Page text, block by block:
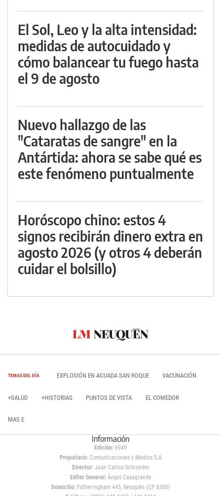
El Sol, Leo y la alta intensidad:
medidas de autocuidado y
cómo balancear tu fuego hasta
el 9 de agosto
Nuevo hallazgo de las
"Cataratas de sangre" en la
Antártida: ahora se sabe qué es
este fenómeno puntualmente
Horóscopo chino: estos 4
signos recibirán dinero extra en
agosto 2026 (y otros 4 deberán
cuidar el bolsillo)
TEMAS DEL DÍA EXPLOSIÓN EN AGUADA SAN ROQUE VACUNACIÓN
+SALUD +HISTORIAS PUNTOS DE VISTA EL COMEDOR
MAS E
Información
Edición: 6949
Propietario:Comunicaciones y Medios S.A
Director: Juan Carlos Schroeder
Editor General:Ángel Casagrande
Domicilio:Fotheringham 445, Neuquén (CP 8300)